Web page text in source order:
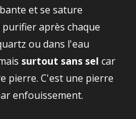
et se sature
après chaque
ou dans l'eau
surtout sans sel car
pierre. C'est une pierre
enfouissement.